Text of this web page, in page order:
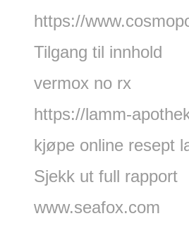
https://
Tilgang til innhold
vermox no rx
https://lamm-
kjøpe online resept
Sjekk ut full rapport
www.seafox.com